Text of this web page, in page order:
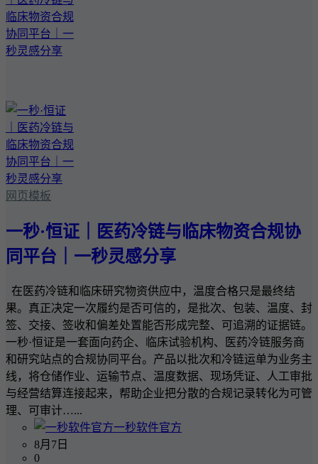
网页模板
一秒·恒证｜医药冷链与临床物资合规协
同平台｜一秒灵感分享
在医药冷链和临床研究物资供应中，温度合格只是最终结
果。真正决定一次履约是否可信的，是批次、包装、温度、封
签、交接、签收和偏差处置能否形成完整、可追溯的证据链。
一秒·恒证是一套面向药企、临床试验机构、医药冷链服务商
和研究站点的合规协同平台。产品以批次和冷链运单为业务主
线，将仓储作业、运输节点、温度数据、现场凭证、人工审批
与经营结算连接起来，帮助企业把分散的合规记录转化为可管
理、可审计…...
一秒软件官方
8月7日
0